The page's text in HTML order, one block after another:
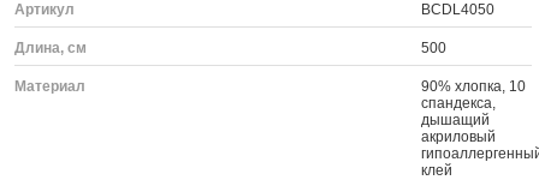
Артикул BCDL4050
Длина, см 500
Материал
90% хлопка, 10
спандекса,
дышащий
акриловый
клей